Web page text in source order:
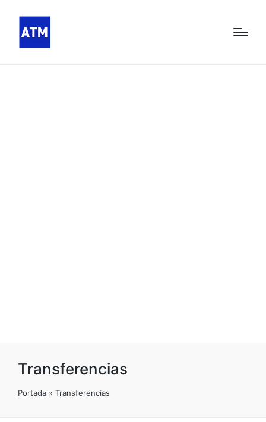
Transferencias
Portada » Transferencias